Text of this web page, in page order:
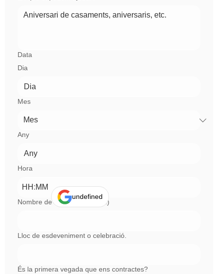
Data
Dia
Mes
Any
Hora
:
Nombre de convidats (aprox.)
Lloc de esdeveniment o celebració.
És la primera vegada que ens contractes?
undefined